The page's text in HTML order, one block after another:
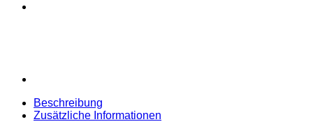
Beschreibung
Zusätzliche Informationen